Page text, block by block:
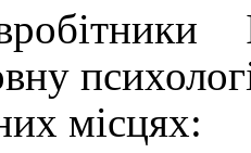
місцях: